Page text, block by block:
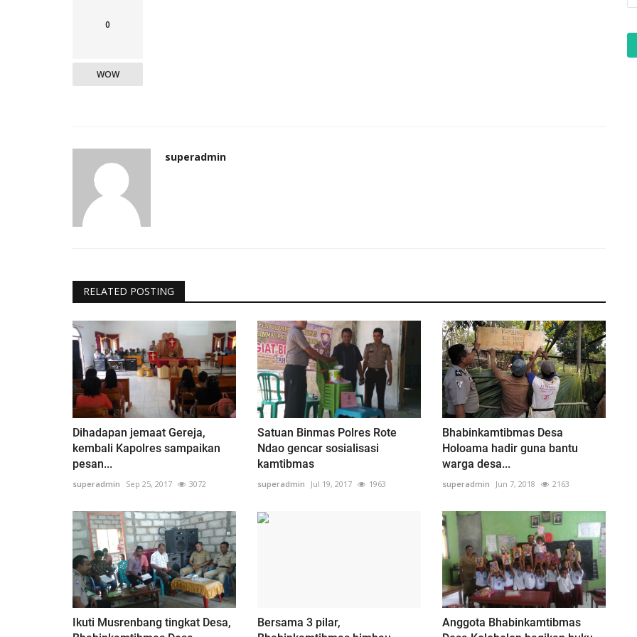
0
WOW
superadmin
RELATED POSTING
Dihadapan jemaat Gereja,
kembali Kapolres sampaikan
pesan...
superadmin Sep 25, 2017 3072
Satuan Binmas Polres Rote
Ndao gencar sosialisasi
kamtibmas
superadmin Jul 19, 2017 1963
Bhabinkamtibmas Desa
Holoama hadir guna bantu
warga desa...
superadmin Jun 7, 2018 2163
Ikuti Musrenbang tingkat Desa,
Bersama 3 pilar,
Anggota Bhabinkamtibmas